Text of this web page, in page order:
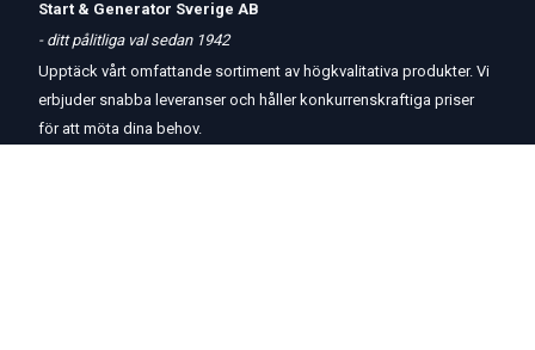
Start & Generator Sverige AB
- ditt pålitliga val sedan 1942
Upptäck vårt omfattande sortiment av högkvalitativa produkter. Vi
erbjuder snabba leveranser och håller konkurrenskraftiga priser
för att möta dina behov.